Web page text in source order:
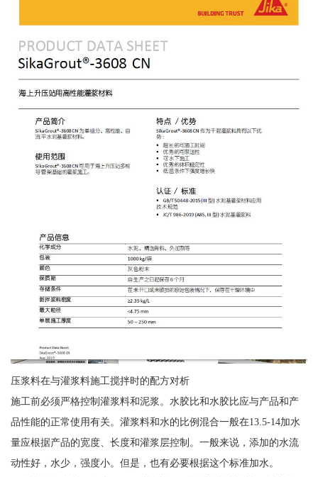
压浆料在与灌浆料施工搅拌时的配方对析
施工前必须严格控制灌浆料和泥浆。水胶比和水胶比应与产品和产
品性能的正常使用有关。灌浆料和水的比例混合一般在13.5-14加水
量应根据产品的宽度、长度和灌浆层控制。一般来说，添加的水流
动性好，水少，强度小。但是，也有必要根据这个标准加水。